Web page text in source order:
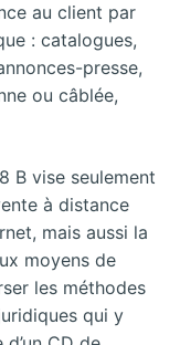
au client par
: catalogues,
presse,
ou câblée,
B vise seulement
à distance
mais aussi la
moyens de
les méthodes
qui y